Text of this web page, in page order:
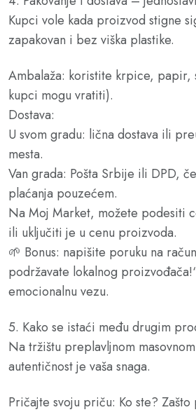
Kupci vole kada proizvod stigne
zapakovan i bez viška plastike.
Ambalaža: koristite krpice, papir,
kupci mogu vratiti).
Dostava:
U svom gradu: lična dostava ili
mesta.
Van grada: Pošta Srbije ili DPD,
plaćanja pouzećem.
Na Moj Market, možete podesiti
ili uključiti je u cenu proizvoda.
🌱 Bonus: napišite poruku na
podržavate lokalnog
emocionalnu vezu.
5. Kako se istaći među drugim
Na tržištu preplavljnom
autentičnost je vaša snaga.
Pričajte svoju priču: Ko ste?